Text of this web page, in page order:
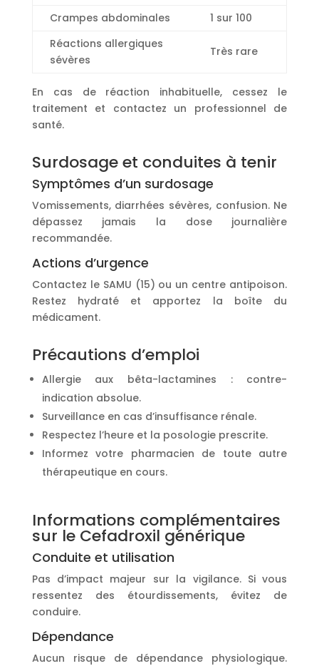
Crampes abdominales
1 sur 100
Réactions allergiques
sévères
Très rare
En cas de réaction inhabituelle, cessez le
traitement et contactez un professionnel de
santé.
Surdosage et conduites à tenir
Symptômes d’un surdosage
Vomissements, diarrhées sévères, confusion. Ne
dépassez jamais la dose journalière
recommandée.
Actions d’urgence
Contactez le SAMU (15) ou un centre antipoison.
Restez hydraté et apportez la boîte du
médicament.
Précautions d’emploi
Allergie aux bêta-lactamines : contre-
indication absolue.
Surveillance en cas d’insuffisance rénale.
Respectez l’heure et la posologie prescrite.
Informez votre pharmacien de toute autre
thérapeutique en cours.
Informations complémentaires
sur le Cefadroxil générique
Conduite et utilisation
Pas d’impact majeur sur la vigilance. Si vous
ressentez des étourdissements, évitez de
conduire.
Dépendance
Aucun risque de dépendance physiologique.